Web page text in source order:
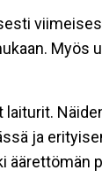
Myös
ja
äärettömän